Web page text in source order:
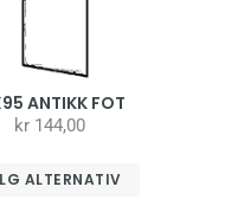
ANTIKK FOT
kr 144,00
ALTERNATIV